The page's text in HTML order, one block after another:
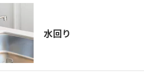
水回り